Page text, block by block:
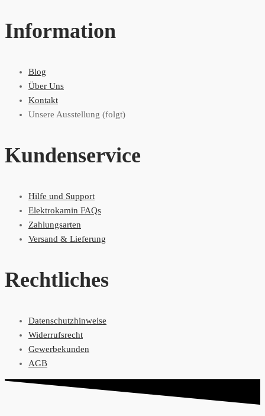
Information
Blog
Über Uns
Kontakt
Unsere Ausstellung (folgt)
Kundenservice
Hilfe und Support
Elektrokamin FAQs
Zahlungsarten
Versand & Lieferung
Rechtliches
Datenschutzhinweise
Widerrufsrecht
Gewerbekunden
AGB